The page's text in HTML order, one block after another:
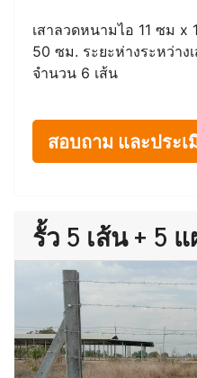
เสาลวดหนามไอ 11 ซม x
50 ซม. ระยะห่างระหว่าง
จำนวน 6 เส้น
สอบถาม และประ
รั้ว 5 เส้น + 5